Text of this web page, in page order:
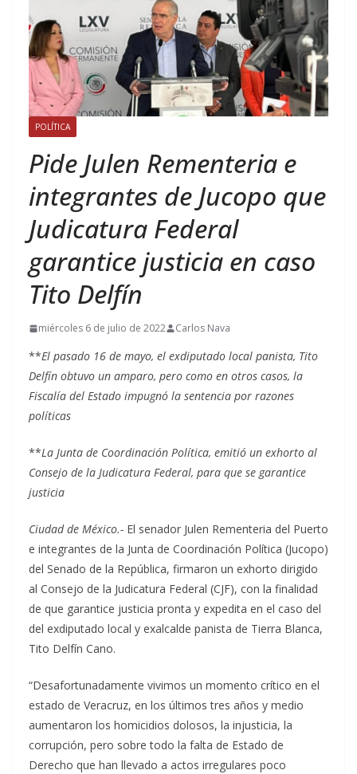
POLÍTICA
Pide Julen Rementeria e
integrantes de Jucopo que
Judicatura Federal
garantice justicia en caso
Tito Delfín
miércoles 6 de julio de 2022 Carlos Nava
**El pasado 16 de mayo, el exdiputado local panista, Tito
Delfín obtuvo un amparo, pero como en otros casos, la
Fiscalía del Estado impugnó la sentencia por razones
políticas
**La Junta de Coordinación Política, emitió un exhorto al
Consejo de la Judicatura Federal, para que se garantice
justicia
Ciudad de México.- El senador Julen Rementeria del Puerto
e integrantes de la Junta de Coordinación Política (Jucopo)
del Senado de la República, firmaron un exhorto dirigido
al Consejo de la Judicatura Federal (CJF), con la finalidad
de que garantice justicia pronta y expedita en el caso del
del exdiputado local y exalcalde panista de Tierra Blanca,
Tito Delfín Cano.
“Desafortunadamente vivimos un momento crítico en el
estado de Veracruz, en los últimos tres años y medio
aumentaron los homicidios dolosos, la injusticia, la
corrupción, pero sobre todo la falta de Estado de
Derecho que han llevado a actos irregulares poco